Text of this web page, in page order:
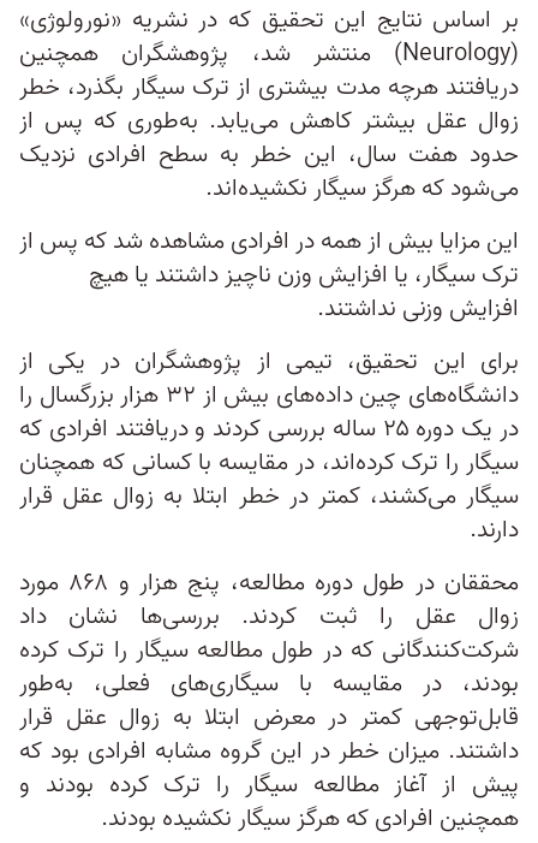
بر اساس نتایج این تحقیق که در نشریه «نورولوژی»
(Neurology) منتشر شد، پژوهشگران همچنین
دریافتند هرچه مدت بیشتری از ترک سیگار بگذرد، خطر
زوال عقل بیشتر کاهش می‌یابد. به‌طوری که پس از
حدود هفت سال، این خطر به سطح افرادی نزدیک
می‌شود که هرگز سیگار نکشیده‌اند.
این مزایا بیش از همه در افرادی مشاهده شد که پس از
ترک سیگار، یا افزایش وزن ناچیز داشتند یا هیچ
افزایش وزنی نداشتند.
برای این تحقیق، تیمی از پژوهشگران در یکی از
دانشگاه‌های چین داده‌های بیش از ۳۲ هزار بزرگسال را
در یک دوره ۲۵ ساله بررسی کردند و دریافتند افرادی که
سیگار را ترک کرده‌اند، در مقایسه با کسانی که همچنان
سیگار می‌کشند، کمتر در خطر ابتلا به زوال عقل قرار
دارند.
محققان در طول دوره مطالعه، پنج هزار و ۸۶۸ مورد
زوال عقل را ثبت کردند. بررسی‌ها نشان داد
شرکت‌کنندگانی که در طول مطالعه سیگار را ترک کرده
بودند، در مقایسه با سیگاری‌های فعلی، به‌طور
قابل‌توجهی کمتر در معرض ابتلا به زوال عقل قرار
داشتند. میزان خطر در این گروه مشابه افرادی بود که
پیش از آغاز مطالعه سیگار را ترک کرده بودند و
همچنین افرادی که هرگز سیگار نکشیده بودند.